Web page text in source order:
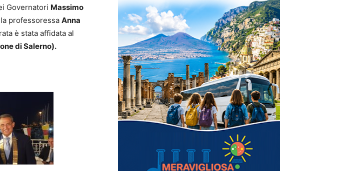
Governatori Massimo
professoressa Anna
è stata affidata al
di Salerno).